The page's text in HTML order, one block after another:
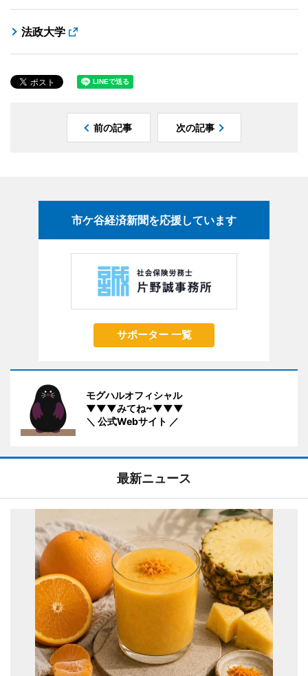
法政大学
前の記事 次の記事
市ケ谷経済新聞を応援しています
サポーター 一覧
モグハルオフィシャル
▼▼▼みてね~▼▼▼
＼ 公式Webサイト ／
最新ニュース